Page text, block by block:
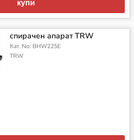
купи
спирачен апарат TRW
Кат. No: BHW225E
TRW